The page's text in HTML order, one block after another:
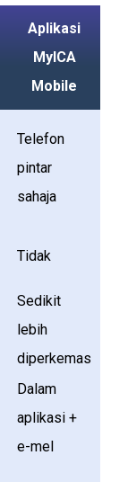
Aplikasi
MyICA
Mobile
Telefon
pintar
sahaja
Tidak
Sedikit
lebih
diperkemas
Dalam
aplikasi +
e-mel